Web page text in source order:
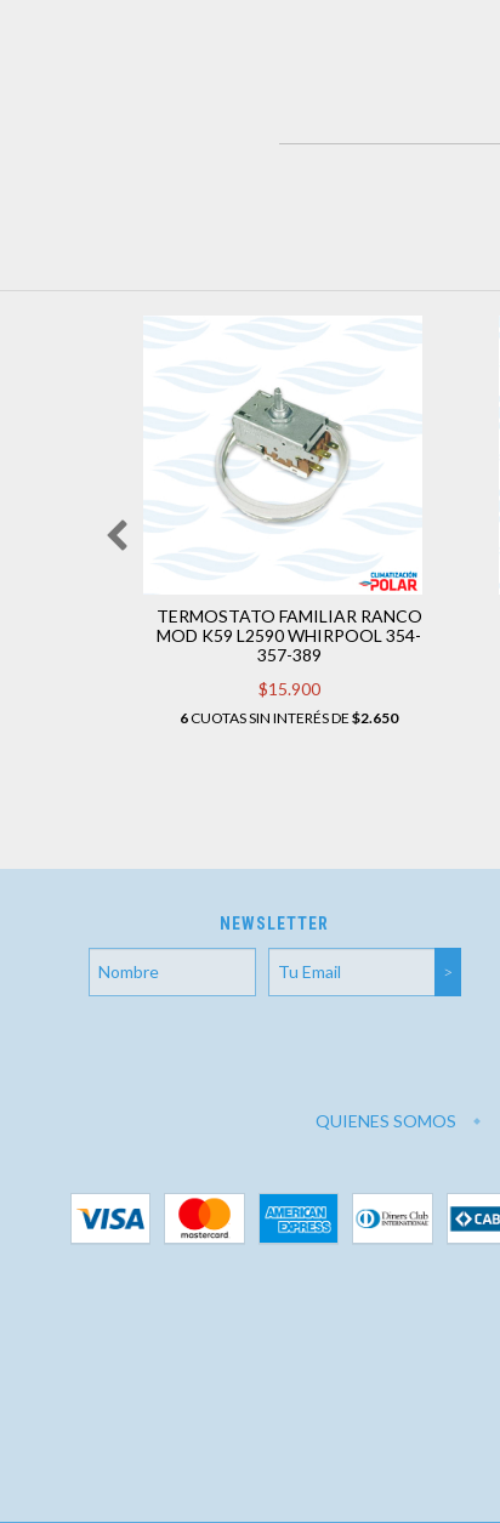
TERMOSTATO FAMILIAR RANCO
MOD K59 L2590 WHIRPOOL 354-
357-389
$15.900
6CUOTAS SIN INTERÉS DE$2.650
NEWSLETTER
QUIENES SOMOS